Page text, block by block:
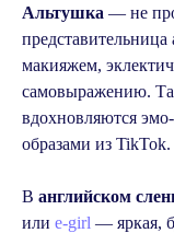
Альтушка — не
макияжем,
самовыражению.
вдохновляются
образами из TikTok.
В английском
или e-girl — яркая,